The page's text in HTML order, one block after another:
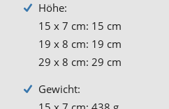
Höhe:
15 x 7 cm: 15 cm
19 x 8 cm: 19 cm
29 x 8 cm: 29 cm
Gewicht: